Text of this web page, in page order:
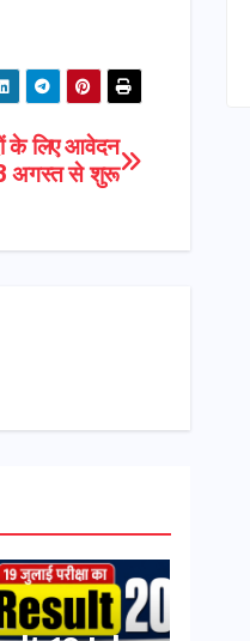
के लिए आवेदन
अगस्त से शुरू